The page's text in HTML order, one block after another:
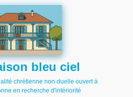
bleu ciel
chrétienne non-duelle ouvert à
en recherche d'intériorité